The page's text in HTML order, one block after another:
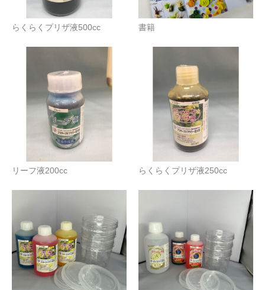
らくらくプリザ液500cc 書籍
リーフ液200cc らくらくプリザ液250cc